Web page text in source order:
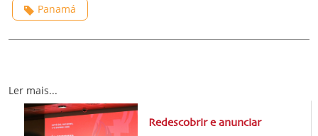
Panamá
Ler mais...
Redescobrir e anunciar